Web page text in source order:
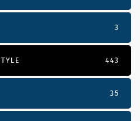
3
443
35